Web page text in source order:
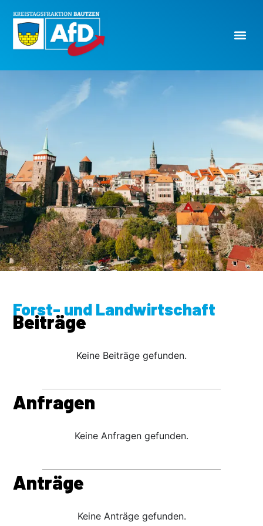
Forst- und Landwirtschaft
Beiträge
Keine Beiträge gefunden.
Anfragen
Keine Anfragen gefunden.
Anträge
Keine Anträge gefunden.